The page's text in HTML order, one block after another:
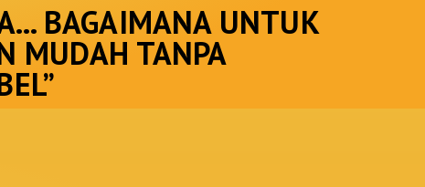
BAGAIMANA UNTUK
MUDAH TANPA